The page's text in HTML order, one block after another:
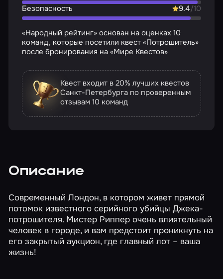
Безопасность
9.4/10
«Народный рейтинг» основан на оценках 10
команд, которые посетили квест «Потрошитель»
после бронирования на «Мире Квестов»
Квест входит в 20% лучших квестов
Санкт-Петербурга по проверенным
отзывам10 команд
Описание
Современный Лондон, в котором живет прямой
потомок известного серийного убийцы Джека-
потрошителя. Мистер Риппер очень влиятельный
человек в городе, и вам предстоит проникнуть на
его закрытый аукцион, где главный лот – ваша
жизнь!